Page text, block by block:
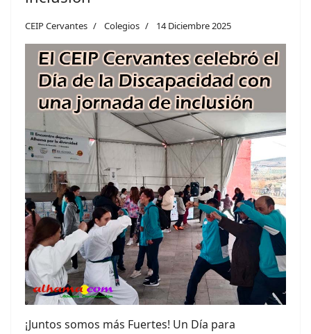
CEIP Cervantes Colegios 14 Diciembre 2025
¡Juntos somos más Fuertes! Un Día para